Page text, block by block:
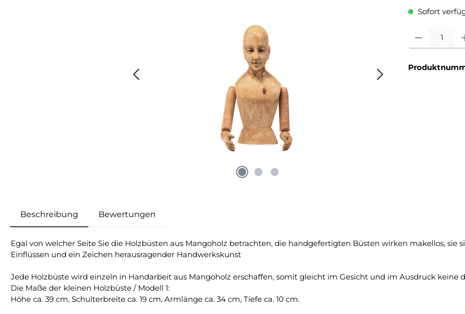
Sofort
Produkt Anzahl:
Beschreibung Bewertungen
Egal von welcher Seite Sie die Holzbüsten aus Mangoholz betrachten, die handgefertigten Büsten wirken makellos, sie
Einflüssen und ein Zeichen herausragender Handwerkskunst
Jede Holzbüste wird einzeln in Handarbeit aus Mangoholz erschaffen, somit gleicht im Gesicht und im Ausdruck keine
Die Maße der kleinen Holzbüste / Modell 1:
Höhe ca. 39 cm, Schulterbreite ca. 19 cm, Armlänge ca. 34 cm, Tiefe ca. 10 cm.